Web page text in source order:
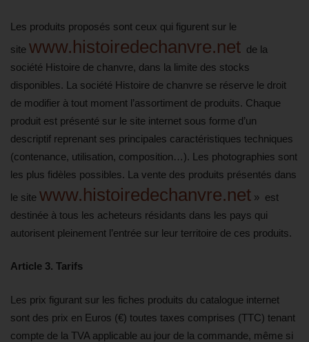
Les produits proposés sont ceux qui figurent sur le
site www.histoiredechanvre.net de la
société Histoire de chanvre, dans la limite des stocks
disponibles. La société Histoire de chanvre se réserve le droit
de modifier à tout moment l’assortiment de produits. Chaque
produit est présenté sur le site internet sous forme d’un
descriptif reprenant ses principales caractéristiques techniques
(contenance, utilisation, composition…). Les photographies sont
les plus fidèles possibles. La vente des produits présentés dans
le site www.histoiredechanvre.net » est
destinée à tous les acheteurs résidants dans les pays qui
autorisent pleinement l’entrée sur leur territoire de ces produits.
Article 3. Tarifs
Les prix figurant sur les fiches produits du catalogue internet
sont des prix en Euros (€) toutes taxes comprises (TTC) tenant
compte de la TVA applicable au jour de la commande, même si